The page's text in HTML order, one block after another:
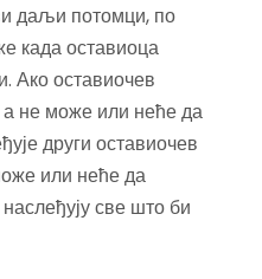
даљи потомци, по
када оставиоца
Ако оставиочев
не може или неће да
други оставиочев
или неће да
све што би